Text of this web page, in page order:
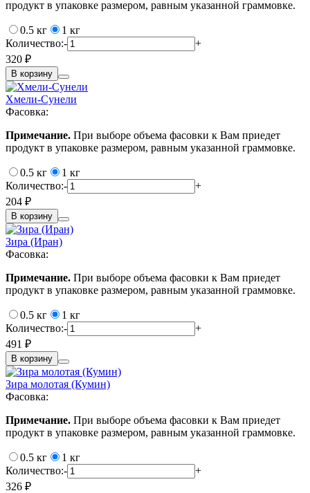
продукт в упаковке размером, равным указанной граммовке.
0.5 кг
1 кг
Количество:-
+
320 ₽
В корзину
Хмели-Сунели
Фасовка:
Примечание. При выборе объема фасовки к Вам приедет
продукт в упаковке размером, равным указанной граммовке.
0.5 кг
1 кг
Количество:-
+
204 ₽
В корзину
Зира (Иран)
Фасовка:
Примечание. При выборе объема фасовки к Вам приедет
продукт в упаковке размером, равным указанной граммовке.
0.5 кг
1 кг
Количество:-
+
491 ₽
В корзину
Зира молотая (Кумин)
Фасовка:
Примечание. При выборе объема фасовки к Вам приедет
продукт в упаковке размером, равным указанной граммовке.
0.5 кг
1 кг
Количество:-
+
326 ₽